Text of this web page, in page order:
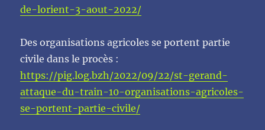
de-lorient-3-aout-2022/
Des organisations agricoles se portent partie
civile dans le procès :
https://pig.log.bzh/2022/09/22/st-gerand-
attaque-du-train-10-organisations-agricoles-
se-portent-partie-civile/